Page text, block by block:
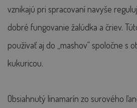
vznikajú pri spracovaní navyše
dobré fungovanie žalúdka a čriev.
používať aj do „mashov“ spoločne s
kukuricou.
Obsiahnutý linamarín zo surového